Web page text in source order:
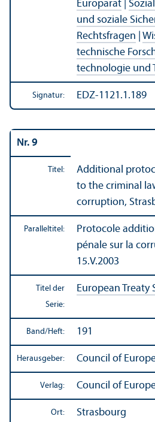
Europarat
und soziale
Rechts­fragen
technische
technologie und
Signatur: EDZ-1121.1.189
Nr. 9
Titel:
Additional
to the criminal
corruption,
Paralleltitel:
Protocole
pénale sur la
15.V.2003
Titel der
Serie:
European Treaty
Band/Heft: 191
Herausgeber: Council of
Verlag: Council of
Ort: Strasbourg